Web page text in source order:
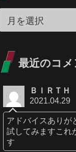
最近のコメ
ＢＩＲＴＨ
2021.04.29
アドバイスありが
試してみますこれ
す